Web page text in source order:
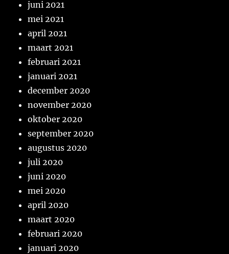
juni 2021
mei 2021
april 2021
maart 2021
februari 2021
januari 2021
december 2020
november 2020
oktober 2020
september 2020
augustus 2020
juli 2020
juni 2020
mei 2020
april 2020
maart 2020
februari 2020
januari 2020